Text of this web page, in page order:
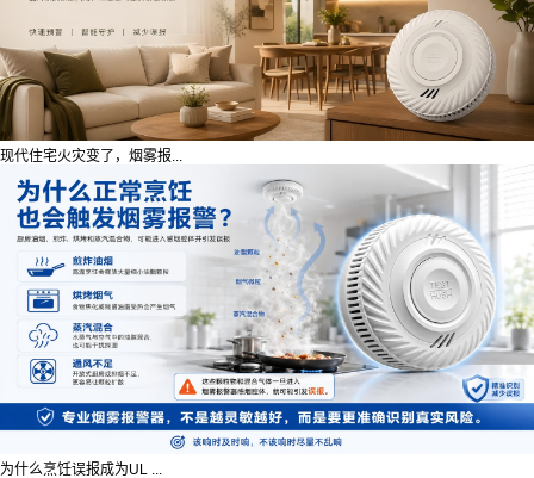
现代住宅火灾变了，烟雾报...
为什么烹饪误报成为UL ...